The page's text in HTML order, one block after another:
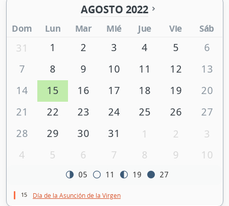
AGOSTO 2022
Dom Lun Mar Mié Jue Vie Sáb
31 1 2 3 4 5
6
7
8 9 10 11 12
13
14
15 16 17 18 19
20
21
22 23 24 25 26
27
28
29 30 31 1 2
3
4
5 6 7 8 9 10
05 11 19 27
15 Día de la Asunción de la Virgen